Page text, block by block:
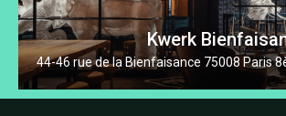
Kwerk
44-46 rue de la Bienfaisance 75008 Paris